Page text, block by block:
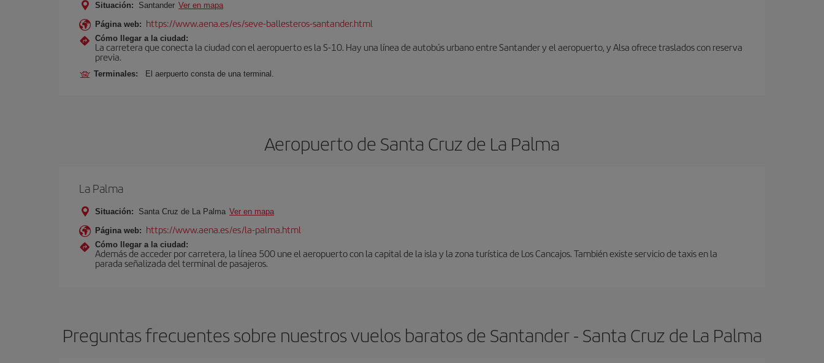
Situación: Santander Ver en mapa
Página web: https://www.aena.es/es/seve-ballesteros-santander.html
Cómo llegar a la ciudad:
La carretera que conecta la ciudad con el aeropuerto es la S-10. Hay una línea de autobús urbano entre Santander y el aeropuerto, y Alsa ofrece traslados con reserva
previa.
Terminales: El aerpuerto consta de una terminal.
Aeropuerto de Santa Cruz de La Palma
La Palma
Situación: Santa Cruz de La Palma Ver en mapa
Página web: https://www.aena.es/es/la-palma.html
Cómo llegar a la ciudad:
Además de acceder por carretera, la línea 500 une el aeropuerto con la capital de la isla y la zona turística de Los Cancajos. También existe servicio de taxis en la
parada señalizada del terminal de pasajeros.
Preguntas frecuentes sobre nuestros vuelos baratos de Santander - Santa Cruz de La Palma